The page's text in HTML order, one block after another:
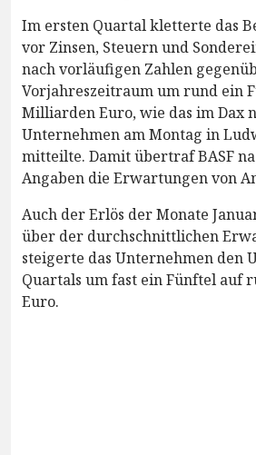
Im ersten Quartal kletterte das
vor Zinsen, Steuern und
nach vorläufigen Zahlen
Vorjahreszeitraum um rund ein
Milliarden Euro, wie das im Dax
Unternehmen am Montag in
mitteilte. Damit übertraf BASF
Angaben die Erwartungen von
Auch der Erlös der Monate
über der durchschnittlichen
steigerte das Unternehmen den
Quartals um fast ein Fünftel auf
Euro.